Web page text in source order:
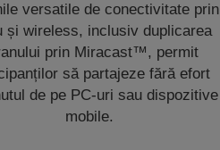
versatile de conectivitate prin
și wireless, inclusiv duplicarea
prin Miracast™, permit
să partajeze fără efort
de pe PC-uri sau dispozitive
mobile.